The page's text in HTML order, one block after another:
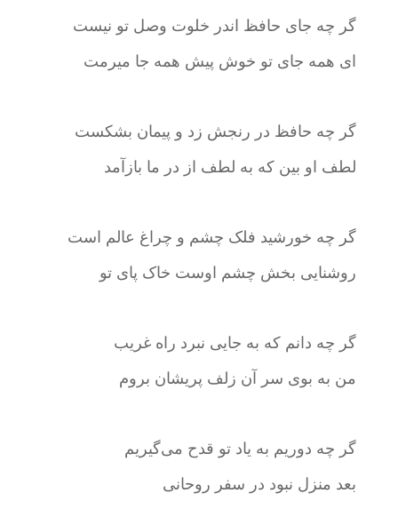
گر چه جای حافظ اندر خلوت وصل تو نیست
ای همه جای تو خوش پیش همه جا میرمت
گر چه حافظ در رنجش زد و پیمان بشکست
لطف او بین که به لطف از در ما بازآمد
گر چه خورشید فلک چشم و چراغ عالم است
روشنایی بخش چشم اوست خاک پای تو
گر چه دانم که به جایی نبرد راه غریب
من به بوی سر آن زلف پریشان بروم
گر چه دوریم به یاد تو قدح می‌گیریم
بعد منزل نبود در سفر روحانی